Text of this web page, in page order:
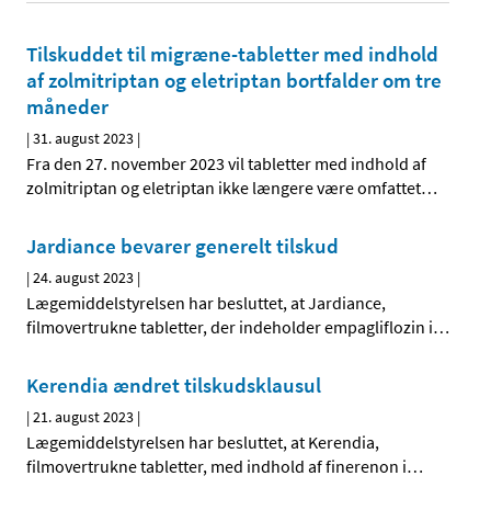
Tilskuddet til migræne-tabletter med indhold
af zolmitriptan og eletriptan bortfalder om tre
måneder
|31. august 2023 |
Fra den 27. november 2023 vil tabletter med indhold af
zolmitriptan og eletriptan ikke længere være omfattet…
Jardiance bevarer generelt tilskud
|24. august 2023 |
Lægemiddelstyrelsen har besluttet, at Jardiance,
filmovertrukne tabletter, der indeholder empagliflozin i…
Kerendia ændret tilskudsklausul
|21. august 2023 |
Lægemiddelstyrelsen har besluttet, at Kerendia,
filmovertrukne tabletter, med indhold af finerenon i…